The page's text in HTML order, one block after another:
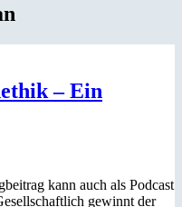
– Ein
kann auch als Podcast
gewinnt der